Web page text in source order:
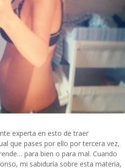
experta en esto de traer
que pases por ello por tercera vez,
para bien o para mal. Cuando
mi sabiduría sobre esta materia,